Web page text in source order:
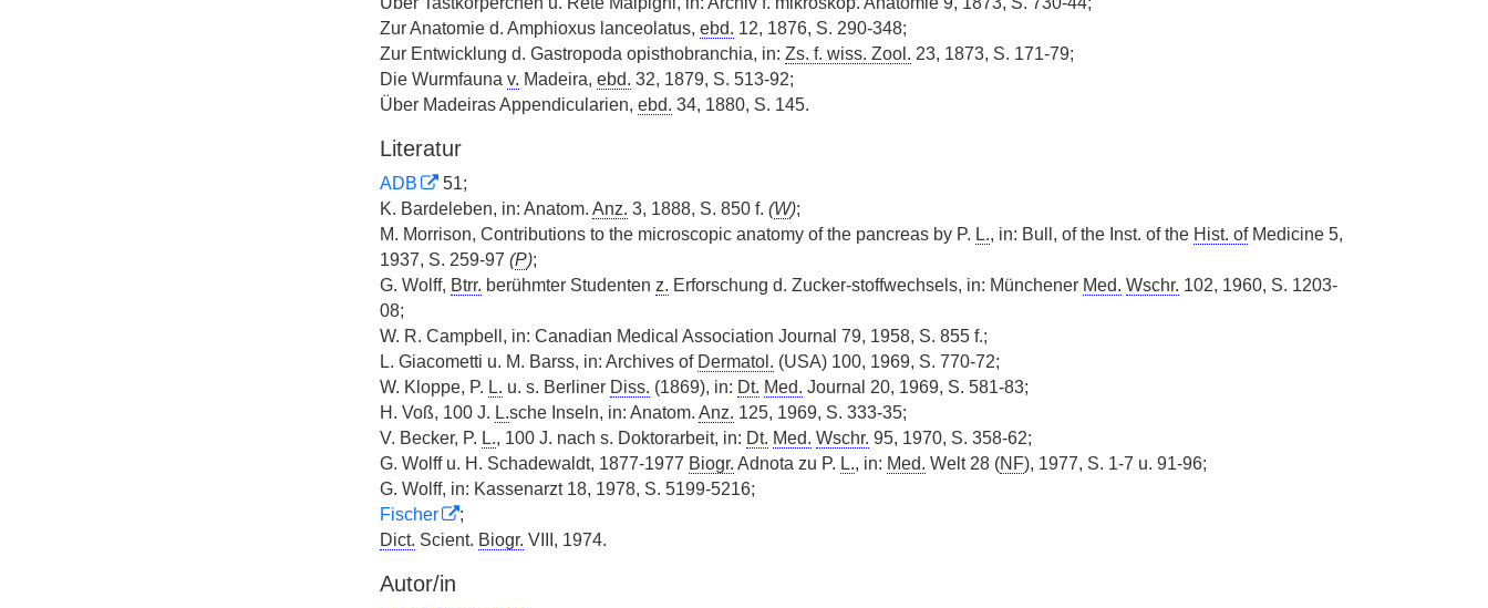
Zur Anatomie d. Amphioxus lanceolatus, ebd. 12, 1876, S. 290-348;
Zur Entwicklung d. Gastropoda opisthobranchia, in: Zs. f. wiss. Zool. 23, 1873, S. 171-79;
Die Wurmfauna v. Madeira, ebd. 32, 1879, S. 513-92;
Über Madeiras Appendicularien, ebd. 34, 1880, S. 145.
Literatur
ADB
51;
K. Bardeleben, in: Anatom. Anz. 3, 1888, S. 850 f. (W);
M. Morrison, Contributions to the microscopic anatomy of the pancreas by P. L., in: Bull, of the Inst. of the Hist. ofMedicine 5,
1937, S. 259-97 (P);
G. Wolff, Btrr. berühmter Studenten z. Erforschung d. Zucker-stoffwechsels, in: Münchener Med. Wschr. 102, 1960, S. 1203-
08;
W. R. Campbell, in: Canadian Medical Association Journal 79, 1958, S. 855 f.;
L. Giacometti u. M. Barss, in: Archives of Dermatol. (USA) 100, 1969, S. 770-72;
W. Kloppe, P. L. u. s. Berliner Diss. (1869), in: Dt. Med. Journal 20, 1969, S. 581-83;
H. Voß, 100 J. L.sche Inseln, in: Anatom. Anz. 125, 1969, S. 333-35;
V. Becker, P. L., 100 J. nach s. Doktorarbeit, in: Dt. Med. Wschr. 95, 1970, S. 358-62;
G. Wolff u. H. Schadewaldt, 1877-1977 Biogr. Adnota zu P. L., in: Med. Welt 28 (NF), 1977, S. 1-7 u. 91-96;
G. Wolff, in: Kassenarzt 18, 1978, S. 5199-5216;
Fischer
;
Dict. Scient. Biogr. VIII, 1974.
Autor/in